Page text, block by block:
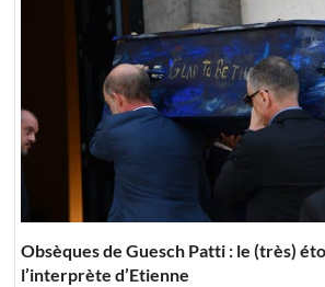
Obsèques de Guesch Patti : le (très)
l’interprète d’Etienne